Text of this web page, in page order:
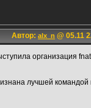
Автор: alx_n @ 05.11
организация
лучшей командой